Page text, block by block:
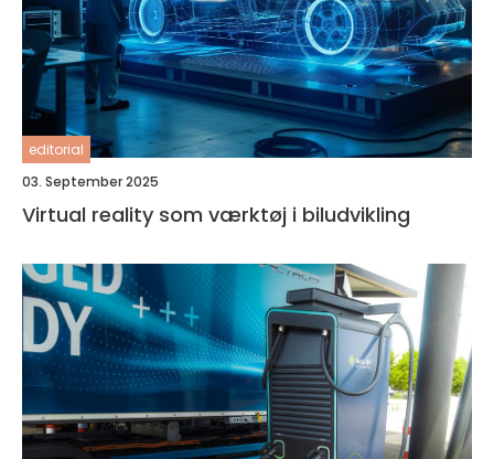
editorial
03. September 2025
Virtual reality som værktøj i biludvikling